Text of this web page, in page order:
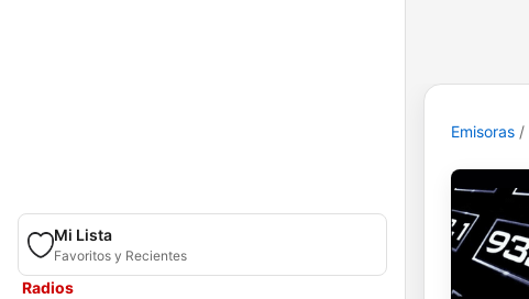
Mi Lista
Favoritos y Recientes
Radios
Emisoras